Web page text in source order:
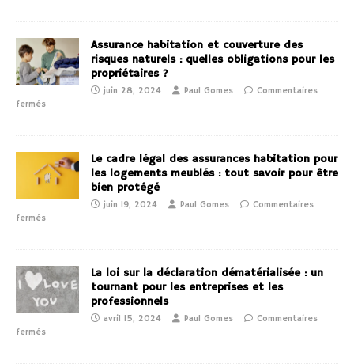
Assurance habitation et couverture des
risques naturels : quelles obligations pour les
propriétaires ?
juin 28, 2024 Paul Gomes
Commentaires
fermés
Le cadre légal des assurances habitation pour
les logements meublés : tout savoir pour être
bien protégé
juin 19, 2024 Paul Gomes
Commentaires
fermés
La loi sur la déclaration dématérialisée : un
tournant pour les entreprises et les
professionnels
avril 15, 2024 Paul Gomes
Commentaires
fermés